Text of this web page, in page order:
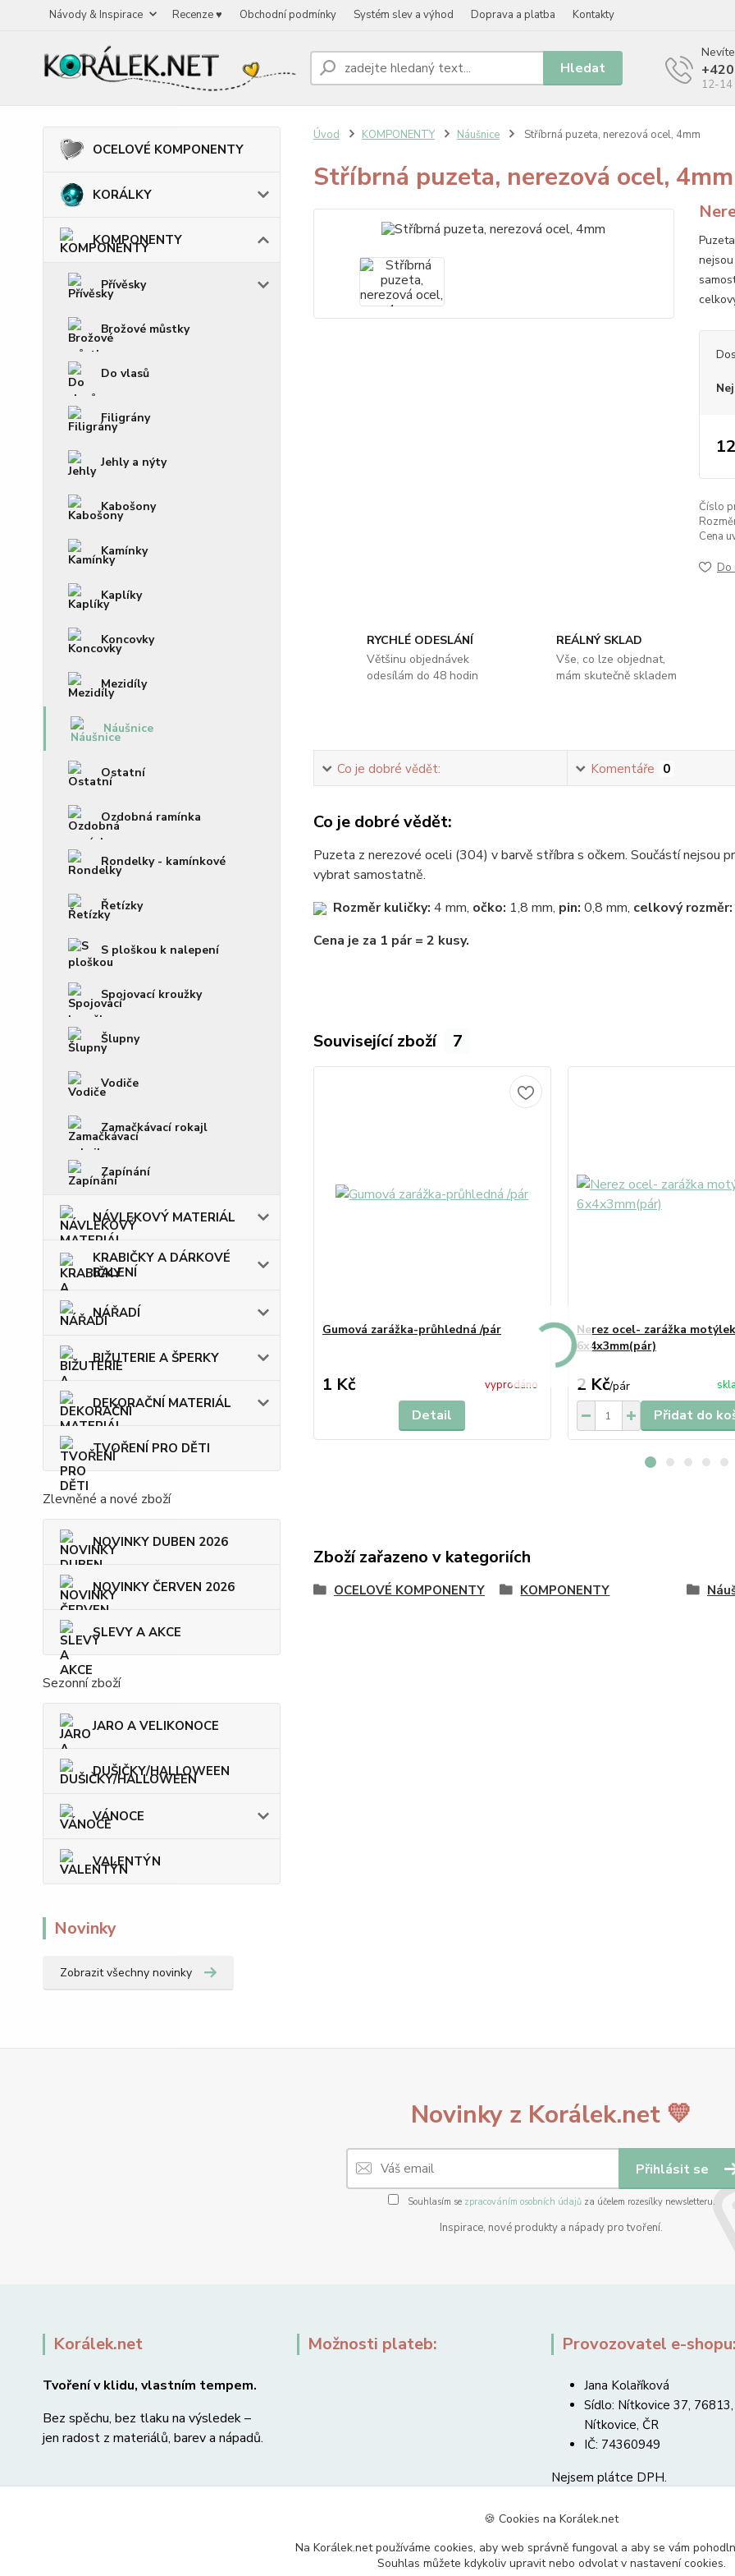
Návody & Inspirace Recenze ♥ Obchodní podmínky Systém slev a výhod Doprava a platba Kontakty
Hledat
12-14
OCELOVÉ KOMPONENTY
KORÁLKY
KOMPONENTY
Přívěsky
Brožové můstky
Do vlasů
Filigrány
Jehly a nýty
Kabošony
Kamínky
Kaplíky
Koncovky
Mezidíly
Náušnice
Ostatní
Ozdobná ramínka
Rondelky - kamínkové
Řetízky
S ploškou k nalepení
Spojovací kroužky
Šlupny
Vodiče
Zamačkávací rokajl
Zapínání
NÁVLEKOVÝ MATERIÁL
KRABIČKY A DÁRKOVÉ
BALENÍ
NÁŘADÍ
BIŽUTERIE A ŠPERKY
DEKORAČNÍ MATERIÁL
TVOŘENÍ PRO DĚTI
Zlevněné a nové zboží
NOVINKY DUBEN 2026
NOVINKY ČERVEN 2026
SLEVY A AKCE
Sezonní zboží
JARO A VELIKONOCE
DUŠIČKY/HALLOWEEN
VÁNOCE
VALENTÝN
Novinky
Zobrazit všechny novinky
Úvod KOMPONENTY Náušnice Stříbrná puzeta, nerezová ocel, 4mm
Stříbrná puzeta, nerezová ocel, 4mm
Číslo
Cena
Do
RYCHLÉ ODESLÁNÍ
Většinu objednávek
odesílám do 48 hodin
REÁLNÝ SKLAD
Vše, co lze objednat,
mám skutečně skladem
Co je dobré vědět: Komentáře 0
Co je dobré vědět:
Puzeta z nerezové oceli (304) v barvě stříbra s očkem. Součástí nejsou
vybrat samostatně.
Rozměr kuličky: 4 mm, očko: 1,8 mm, pin: 0,8 mm, celkový rozměr:
Cena je za 1 pár = 2 kusy.
Související zboží 7
Gumová zarážka-průhledná /pár
1 Kč vyprodáno
Detail
Nerez ocel- zarážka
6x4x3mm(pár)
2 Kč/pár
Přidat do
Zboží zařazeno v kategoriích
OCELOVÉ KOMPONENTY KOMPONENTY
Novinky z Korálek.net 💛
Přihlásit se
Souhlasím se zpracováním osobních údajůza účelem rozesílky newsletteru.
Inspirace, nové produkty a nápady pro tvoření.
Korálek.net
Tvoření v klidu, vlastním tempem.
Bez spěchu, bez tlaku na výsledek –
jen radost z materiálů, barev a nápadů.
Možnosti plateb: Provozovatel e-
Jana Kolaříková
Sídlo: Nítkovice 37, 76813,
Nítkovice, ČR
IČ: 74360949
Nejsem plátce DPH.
🍪 Cookies na Korálek.net
Na Korálek.net používáme cookies, aby web správně fungoval a aby se vám
Souhlas můžete kdykoliv upravit nebo odvolat v nastavení cookies.